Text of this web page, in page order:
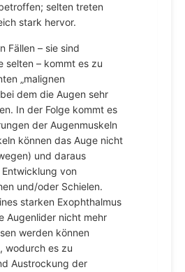
selten treten
stark hervor.
Fällen – sie sind
selten – kommt es zu
„malignen
dem die Augen sehr
In der Folge kommt es
der Augenmuskeln
können das Auge nicht
und daraus
von
und/oder Schielen.
starken Exophthalmus
Augenlider nicht mehr
werden können
wodurch es zu
Austrockung der